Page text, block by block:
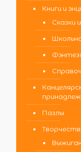
Книги и
Сказки
Пазлы